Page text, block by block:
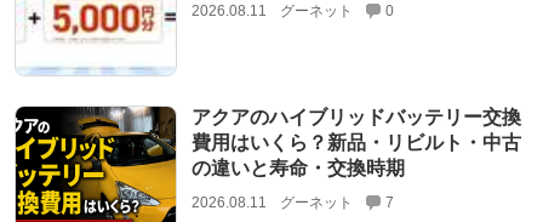
2026.08.11 グーネット 0
アクアのハイブリッドバッテリー交換
費用はいくら？新品・リビルト・中古
の違いと寿命・交換時期
2026.08.11 グーネット 7